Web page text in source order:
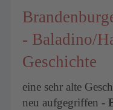
- Baladino/
Geschichte
eine sehr alte
neu aufgegriffen -